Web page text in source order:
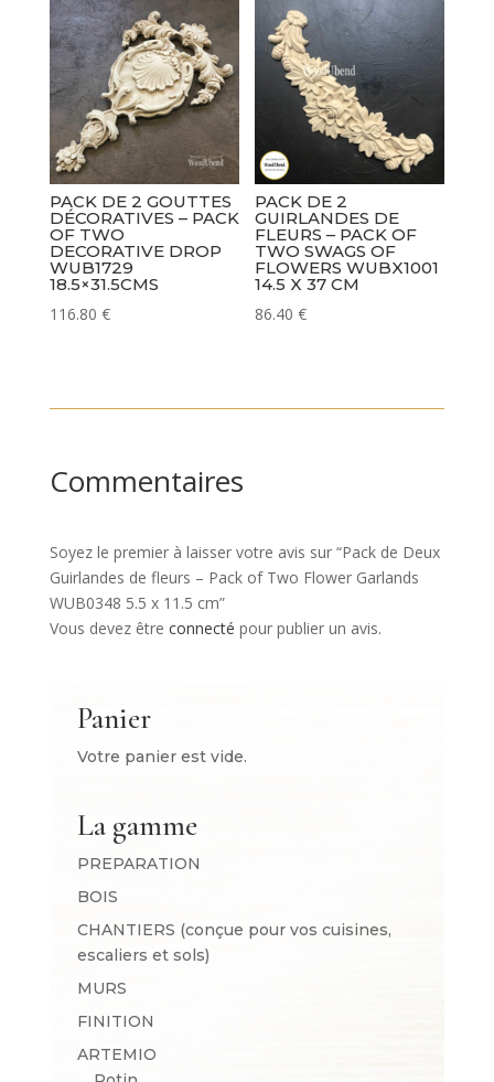
PACK DE 2 GOUTTES
DÉCORATIVES – PACK
OF TWO
DECORATIVE DROP
WUB1729
18.5×31.5CMS
116.80 €
PACK DE 2
GUIRLANDES DE
FLEURS – PACK OF
TWO SWAGS OF
FLOWERS WUBX1001
14.5 X 37 CM
86.40€
Commentaires
Soyez le premier à laisser votre avis sur “Pack de Deux
Guirlandes de fleurs – Pack of Two Flower Garlands
WUB0348 5.5 x 11.5 cm”
Vous devez être connecté pour publier un avis.
Panier
Votre panier est vide.
La gamme
PREPARATION
BOIS
CHANTIERS (conçue pour vos cuisines,
escaliers et sols)
MURS
FINITION
ARTEMIO